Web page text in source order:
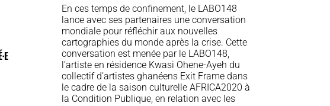
En ces temps de confinement, le LABO148
lance avec ses partenaires une conversation
mondiale pour réfléchir aux nouvelles
cartographies du monde après la crise. Cette
conversation est menée par le LABO148,
l’artiste en résidence Kwasi Ohene-Ayeh du
collectif d’artistes ghanéens Exit Frame dans
le cadre de la saison culturelle AFRICA2020 à
la Condition Publique, en relation avec les